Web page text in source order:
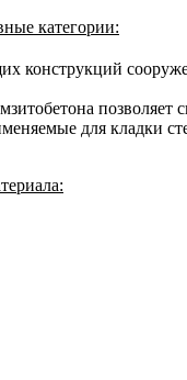
категории:
конструкций
позволяет
для кладки